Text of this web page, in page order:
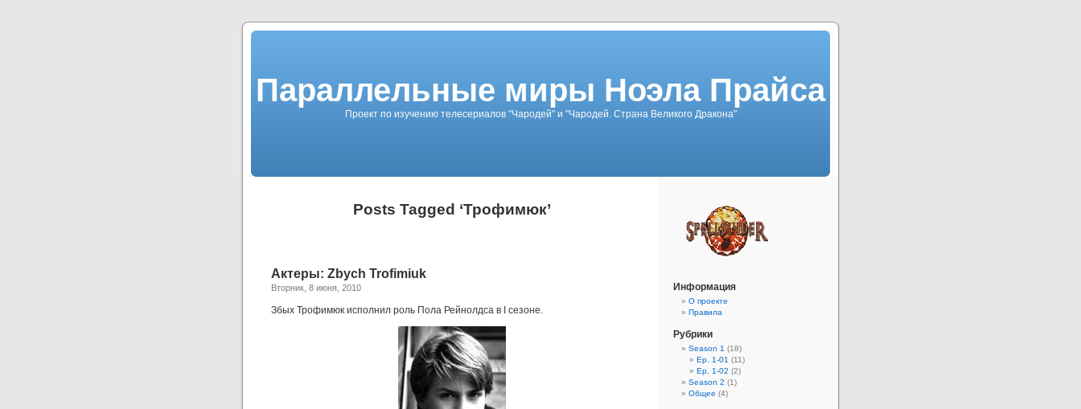
Параллельные миры Ноэла Прайса
Проект по изучению телесериалов "Чародей" и "Чародей. Страна Великого Дракона"
Posts Tagged ‘Трофимюк’
Актеры: Zbych Trofimiuk
Вторник, 8 июня, 2010
Збых Трофимюк исполнил роль Пола Рейнолдса в I сезоне.
Информация
О проекте
Правила
Рубрики
Season 1 (18)
Ep. 1-01 (11)
Ep. 1-02 (2)
Season 2 (1)
Общее (4)